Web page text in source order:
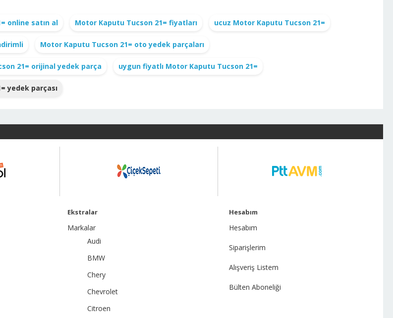
online satın al Motor Kaputu Tucson 21= fiyatları ucuz Motor Kaputu Tucson 21=
Motor Kaputu Tucson 21= oto yedek parçaları
21= orijinal yedek parça uygun fiyatlı Motor Kaputu Tucson 21=
yedek parçası
Ekstralar
Markalar
Audi
BMW
Chery
Chevrolet
Citroen
Hesabım
Hesabım
Siparişlerim
Alışveriş Listem
Bülten Aboneliği